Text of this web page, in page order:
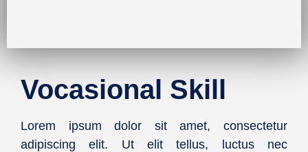
Vocasional Skill
Lorem ipsum dolor sit amet, consectetur
adipiscing elit. Ut elit tellus, luctus nec